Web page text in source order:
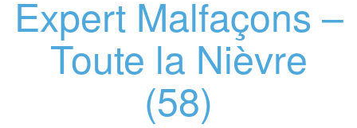
Expert Malfaçons –
Toute la Nièvre
(58)